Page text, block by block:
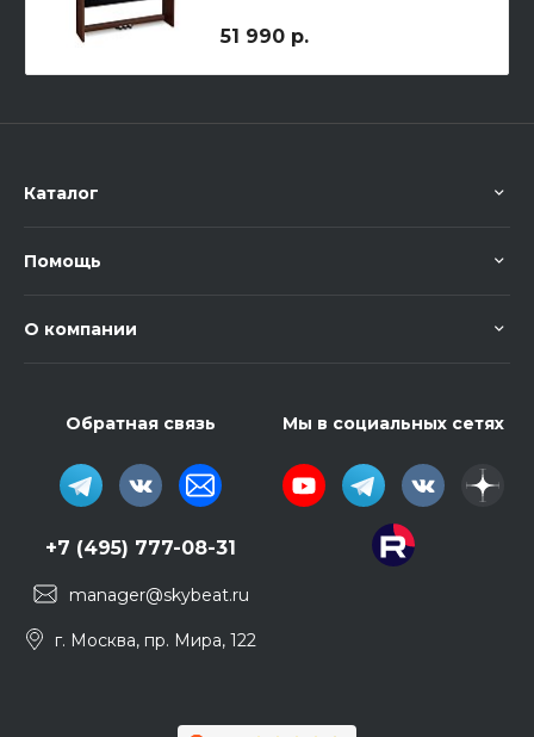
51 990 р.
Каталог
Помощь
О компании
Обратная связь
+7 (495) 777-08-31
manager@skybeat.ru
г. Москва, пр. Мира, 122
Мы в социальных сетях